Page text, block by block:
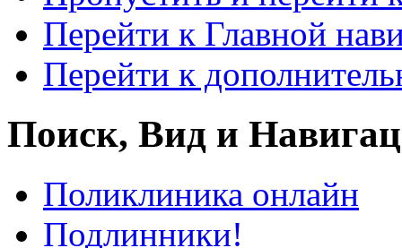
Перейти к Главной
Перейти к
Поиск, Вид и
Поликлиника онлайн
Подлинники!